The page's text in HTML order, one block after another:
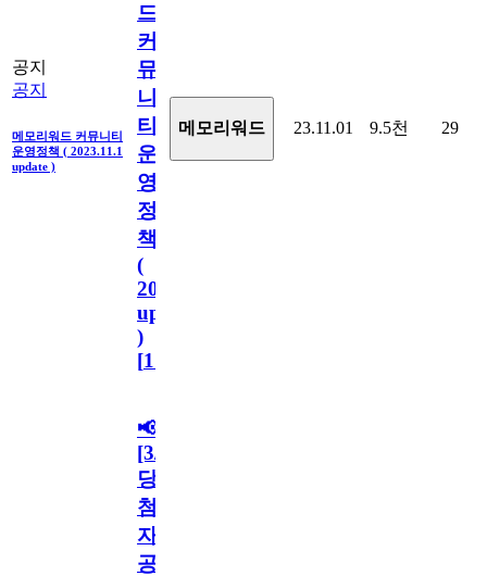
공지
공지
메모리워드 커뮤니티
운영정책 ( 2023.11.1
update )
드
커
뮤
니
티
운
영
정
책
(
2023.11.1
update
)
[110
메모리워드 23.11.01 9.5천 29
📢
[3/2
당
첨
자
공